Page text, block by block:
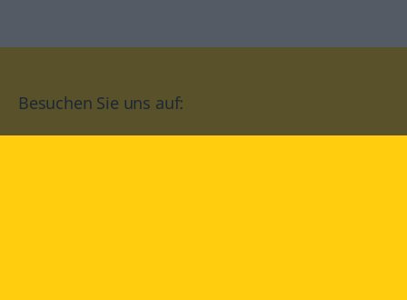
Besuchen Sie uns auf: